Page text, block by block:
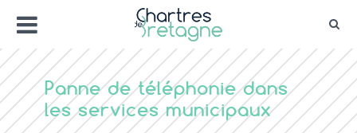
contenu
Menu
Bienvenue sur le site de la ville de
Ville Zéro phyto / 4 fleurs
Panne de téléphonie dans
les services municipaux